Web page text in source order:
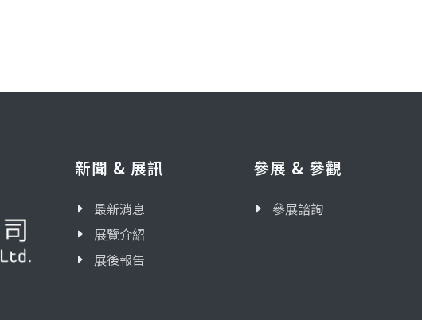
新聞 & 展訊
最新消息
展覽介紹
展後報告
參展 & 參觀
參展諮詢